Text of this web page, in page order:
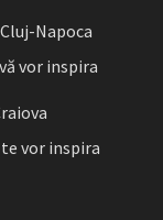
Napoca
vor inspira
vor inspira